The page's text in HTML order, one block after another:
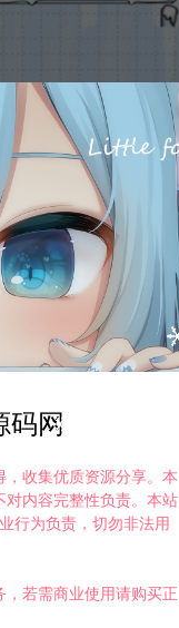
码网
收集优质资源分享。本
内容完整性负责。本站
行为负责，切勿非法用
若需商业使用请购买正